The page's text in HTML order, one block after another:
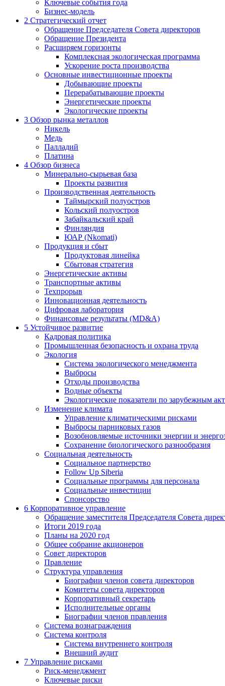
Ключевые события года
Бизнес-модель
2 Стратегический отчет
Обращение Председателя Совета директоров
Обращение Президента
Расширяем горизонты
Комплексная экологическая программа
Ускорение роста производства
Основные инвестиционные проекты
Добывающие проекты
Перерабатывающие проекты
Энергетические проекты
Экологические проекты
3 Обзор рынка металлов
Никель
Медь
Палладий
Платина
4 Обзор бизнеса
Минерально-сырьевая база
Проекты развития
Производственная деятельность
Таймырский полуостров
Кольский полуостров
Забайкальский край
Финляндия
ЮАР (Nkomati)
Продукция и сбыт
Продуктовая линейка
Сбытовая стратегия
Энергетические активы
Транспортные активы
Техпрорыв
Инновационная деятельность
Цифровая лаборатория
Финансовые результаты (MD&A)
5 Устойчивое развитие
Кадровая политика
Промышленная безопасность и охрана труда
Экология
Система экологического менеджмента
Выбросы
Отходы производства
Водные объекты
Экологические показатели по зарубежным
Изменение климата
Управление климатическими рисками
Выбросы парниковых газов
Возобновляемые источники энергии и
Сохранение биологического разнообразия
Социальная деятельность
Социальное партнерство
Follow Up Siberia
Социальные программы для персонала
Социальные инвестиции
Спонсорство
6 Корпоративное управление
Обращение заместителя Председателя Совета
Итоги 2019 года
Планы на 2020 год
Общее собрание акционеров
Совет директоров
Правление
Структура управления
Биографии членов совета директоров
Комитеты совета директоров
Корпоративный секретарь
Исполнительные органы
Биографии членов правления
Система вознаграждения
Система контроля
Система внутреннего контроля
Внешний аудит
7 Управление рисками
Риск-менеджмент
Ключевые риски